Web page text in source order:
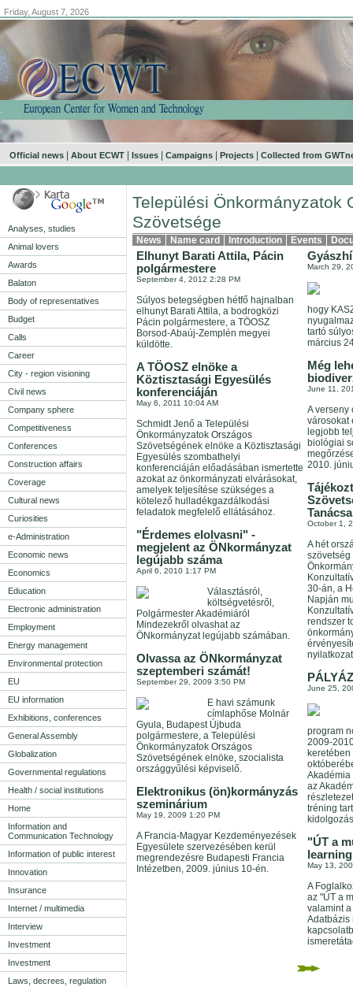
Friday, August 7, 2026
.
Official news About ECWT Issues Campaigns Projects Collected from
Analyses, studies
Animal lovers
Awards
Balaton
Body of representatives
Budget
Calls
Career
City - region visioning
Civil news
Company sphere
Competitiveness
Conferences
Construction affairs
Coverage
Cultural news
Curiosities
e-Administration
Economic news
Economics
Education
Electronic administration
Employment
Energy management
Environmental protection
EU
EU information
Exhibitions, conferences
General Assembly
Globalization
Governmental regulations
Health / social institutions
Home
Information and
Communication Technology
Information of public interest
Innovation
Insurance
Internet / multimedia
Interview
Investment
Investment
Laws, decrees, regulation
Települési Önkormányzatok
Szövetsége
News Name card Introduction Events
Elhunyt Barati Attila, Pácin
polgármestere
September 4, 2012 2:28 PM
Súlyos betegségben hétfő hajnalban
elhunyt Barati Attila, a bodrogközi
Pácin polgármestere, a TÖOSZ
Borsod-Abaúj-Zemplén megyei
küldötte.
A TÖOSZ elnöke a
Köztisztasági Egyesülés
konferenciáján
May 6, 2011 10:04 AM
Schmidt Jenő a Települési
Önkormányzatok Országos
Szövetségének elnöke a Köztisztasági
Egyesülés szombathelyi
konferenciáján előadásában ismertette
azokat az önkormányzati elvárásokat,
amelyek teljesítése szükséges a
kötelező hulladékgazdálkodási
feladatok megfelelő ellátásához.
"Érdemes elolvasni" -
megjelent az ÖNkormányzat
legújabb száma
April 6, 2010 1:17 PM
Választásról,
költségvetésről,
Polgármester Akadémiáról
Mindezekről olvashat az
ÖNkormányzat legújabb számában.
Olvassa az ÖNkormányzat
szeptemberi számát!
September 29, 2009 3:50 PM
E havi számunk
címlaphőse Molnár
Gyula, Budapest Újbuda
polgármestere, a Települési
Önkormányzatok Országos
Szövetségének elnöke, szocialista
országgyűlési képviselő.
Elektronikus (ön)kormányzás
szeminárium
May 19, 2009 1:20 PM
A Francia-Magyar Kezdeményezések
Egyesülete szervezésében kerül
megrendezésre Budapesti Francia
Intézetben, 2009. június 10-én.
March 29,
hogy
tartó
március
Még
June 11,
A verseny
városokat
legjobb
biológiai
2010.
October 1,
A hét
30-án, a
Napján
rendszer
June 25,
program
2009-
Akadémia
az
tréning
"ÚT a
May 13,
A
az "ÚT a
valamint
Adatbázis